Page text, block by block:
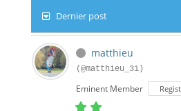
Dernier post
matthieu
(@matthieu_31)
Eminent Member